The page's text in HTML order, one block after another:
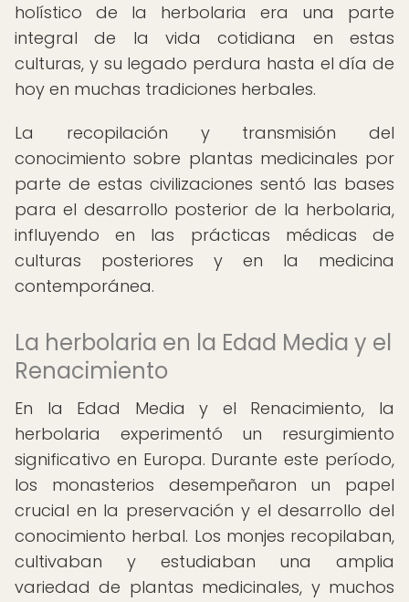
holístico de la herbolaria era una parte
integral de la vida cotidiana en estas
culturas, y su legado perdura hasta el día de
hoy en muchas tradiciones herbales.
La recopilación y transmisión del
conocimiento sobre plantas medicinales por
parte de estas civilizaciones sentó las bases
para el desarrollo posterior de la herbolaria,
influyendo en las prácticas médicas de
culturas posteriores y en la medicina
contemporánea.
La herbolaria en la Edad Media y el
Renacimiento
En la Edad Media y el Renacimiento, la
herbolaria experimentó un resurgimiento
significativo en Europa. Durante este período,
los monasterios desempeñaron un papel
crucial en la preservación y el desarrollo del
conocimiento herbal. Los monjes recopilaban,
cultivaban y estudiaban una amplia
variedad de plantas medicinales, y muchos